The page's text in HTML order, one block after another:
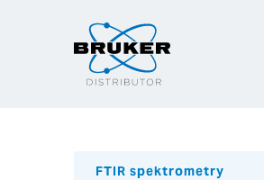
FTIR spektrometry